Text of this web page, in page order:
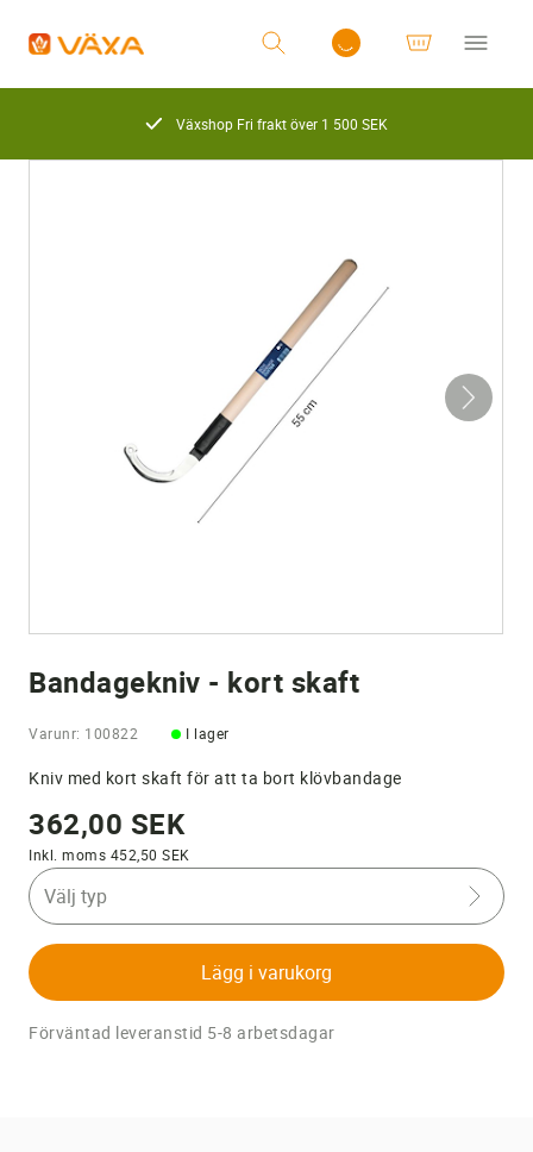
Växshop Fri frakt över 1 500 SEK
Bandagekniv - kort skaft
Varunr: 100822 I lager
Kniv med kort skaft för att ta bort klövbandage
362,00 SEK
Inkl. moms 452,50 SEK
Välj typ
Lägg i varukorg
Förväntad leveranstid 5-8 arbetsdagar